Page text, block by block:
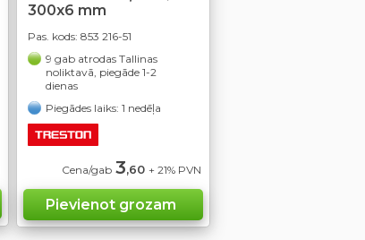
300x6 mm
Pas. kods: 853 216-51
9 gab atrodas Tallinas
noliktavā, piegāde 1-2
dienas
Piegādes laiks: 1 nedēļa
Cena/gab 3,60 + 21% PVN